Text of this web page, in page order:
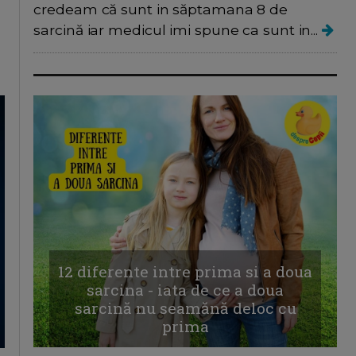
credeam că sunt in săptamana 8 de
sarcină iar medicul imi spune ca sunt in...
12 diferente intre prima si a doua
sarcina - iata de ce a doua
sarcină nu seamănă deloc cu
prima